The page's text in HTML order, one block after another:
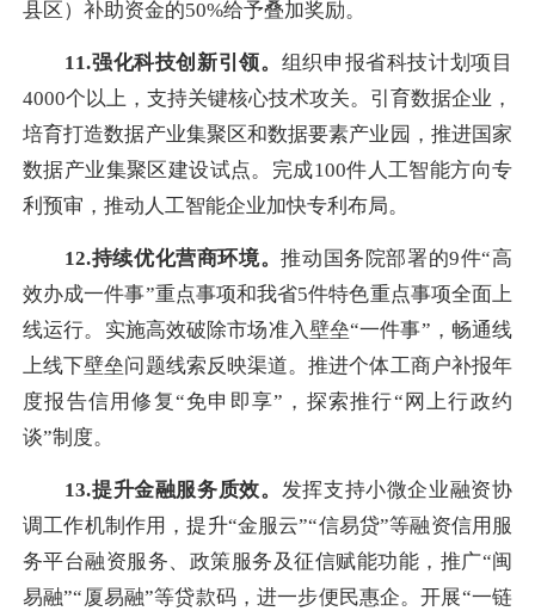
县区）补助资金的50%给予叠加奖励。
11.强化科技创新引领。 组织申报省科技计划项目
4000个以上，支持关键核心技术攻关。引育数据企业，
培育打造数据产业集聚区和数据要素产业园，推进国家
数据产业集聚区建设试点。完成100件人工智能方向专
利预审，推动人工智能企业加快专利布局。
12.持续优化营商环境。推动国务院部署的9件“高
效办成一件事”重点事项和我省5件特色重点事项全面上
线运行。实施高效破除市场准入壁垒“一件事”，畅通线
上线下壁垒问题线索反映渠道。推进个体工商户补报年
度报告信用修复“免申即享”，探索推行“网上行政约
谈”制度。
13.提升金融服务质效。 发挥支持小微企业融资协
调工作机制作用，提升“金服云”“信易贷”等融资信用服
务平台融资服务、政策服务及征信赋能功能，推广“闽
易融”“厦易融”等贷款码，进一步便民惠企。开展“一链